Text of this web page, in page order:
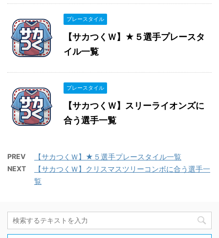
プレースタイル
【サカつくＷ】★５選手プレースタ
イル一覧
プレースタイル
【サカつくＷ】スリーライオンズに
合う選手一覧
PREV 【サカつくＷ】★５選手プレースタイル一覧
NEXT
【サカつくＷ】クリスマスツリーコンボに合う選手一
覧